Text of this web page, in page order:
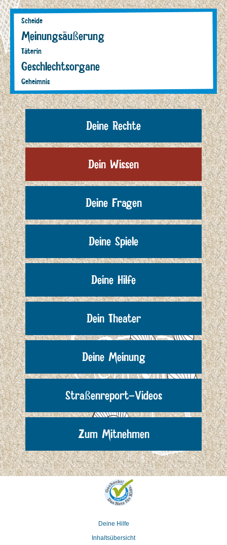
Scheide
Meinungsäußerung
Täterin
Geschlechtsorgane
Geheimnis
Deine Rechte
Dein Wissen
Deine Fragen
Deine Spiele
Deine Hilfe
Dein Theater
Deine Meinung
Straßenreport-Videos
Zum Mitnehmen
Deine Hilfe
Inhaltsübersicht